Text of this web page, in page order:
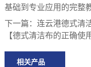
基础到专业应用的完整
下一篇： 连云港德式清
【德式清洁布的正确使
相关产品